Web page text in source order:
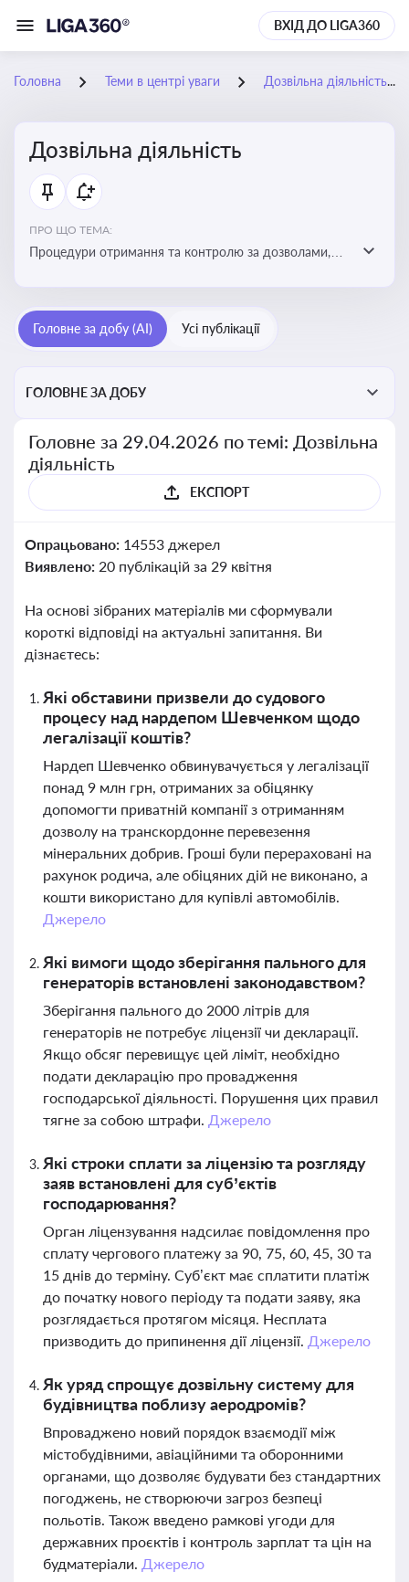
ВХІД ДО LIGA360
Головна Теми в центрі уваги Дозвільна діяльність
Дозвільна діяльність
ПРО ЩО ТЕМА:
Процедури отримання та контролю за дозволами,
законодавстві, щоб уникнути порушень та
забезпечити відповідність вимогам регуляторних
Головне за добу (AI) Усі публікації
ГОЛОВНЕ ЗА ДОБУ
Головне за 29.04.2026 по темі: Дозвільна
діяльність
ЕКСПОРТ
Опрацьовано: 14553 джерел
Виявлено: 20 публікацій за 29 квітня
На основі зібраних матеріалів ми сформували
короткі відповіді на актуальні запитання. Ви
дізнаєтесь:
Які обставини призвели до судового
процесу над нардепом Шевченком щодо
легалізації коштів?
Нардеп Шевченко обвинувачується у легалізації
понад 9 млн грн, отриманих за обіцянку
допомогти приватній компанії з отриманням
дозволу на транскордонне перевезення
мінеральних добрив. Гроші були перераховані на
рахунок родича, але обіцяних дій не виконано, а
кошти використано для купівлі автомобілів.
Джерело
Які вимоги щодо зберігання пального для
генераторів встановлені законодавством?
Зберігання пального до 2000 літрів для
генераторів не потребує ліцензії чи декларації.
Якщо обсяг перевищує цей ліміт, необхідно
подати декларацію про провадження
господарської діяльності. Порушення цих правил
тягне за собою штрафи. Джерело
Які строки сплати за ліцензію та розгляду
заяв встановлені для суб’єктів
господарювання?
Орган ліцензування надсилає повідомлення про
сплату чергового платежу за 90, 75, 60, 45, 30 та
15 днів до терміну. Суб’єкт має сплатити платіж
до початку нового періоду та подати заяву, яка
розглядається протягом місяця. Несплата
призводить до припинення дії ліцензії. Джерело
Як уряд спрощує дозвільну систему для
будівництва поблизу аеродромів?
Впроваджено новий порядок взаємодії між
містобудівними, авіаційними та оборонними
органами, що дозволяє будувати без стандартних
погоджень, не створюючи загроз безпеці
польотів. Також введено рамкові угоди для
державних проєктів і контроль зарплат та цін на
будматеріали. Джерело